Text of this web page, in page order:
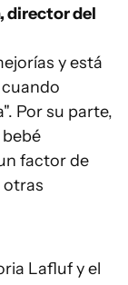
director del
y está
Por su parte,
factor de
otras
Lafluf y el